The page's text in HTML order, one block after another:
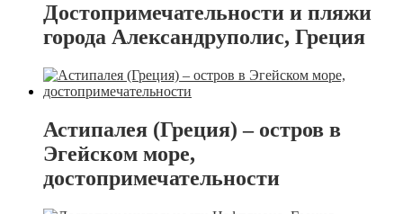
Достопримечательности и пляжи
города Александруполис, Греция
Астипалея (Греция) – остров в
Эгейском море,
достопримечательности